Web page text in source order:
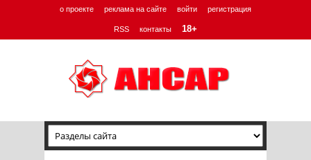
о проекте реклама на сайте войти регистрация
RSS контакты 18+